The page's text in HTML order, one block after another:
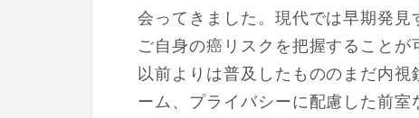
会ってきました。現代では早期発見
ご自身の癌リスクを把握することが
以前よりは普及したもののまだ内
ーム、プライバシーに配慮した前